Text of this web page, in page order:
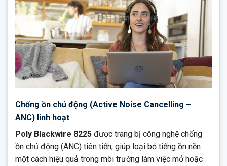
Chống ồn chủ động (Active Noise Cancelling –
ANC) linh hoạt
Poly Blackwire 8225 được trang bị công nghệ chống
ồn chủ động (ANC) tiên tiến, giúp loại bỏ tiếng ồn nền
một cách hiệu quả trong môi trường làm việc mở hoặc